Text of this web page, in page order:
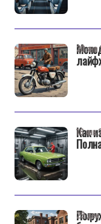
30 янв
Как
16 янв
29